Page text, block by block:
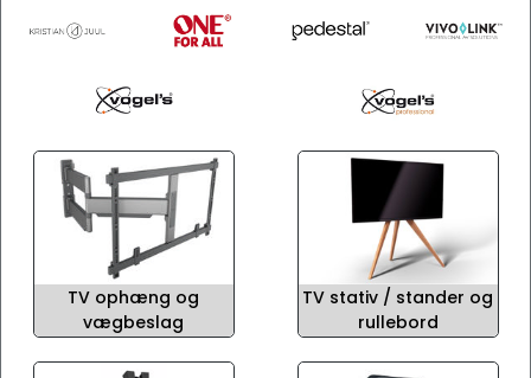
TV ophæng og
vægbeslag
TV stativ / stander og
rullebord